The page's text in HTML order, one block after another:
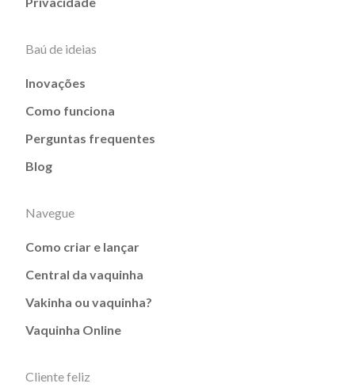
Baú de ideias
Inovações
Como funciona
Perguntas frequentes
Blog
Navegue
Como criar e lançar
Central da vaquinha
Vakinha ou vaquinha?
Vaquinha Online
Cliente feliz